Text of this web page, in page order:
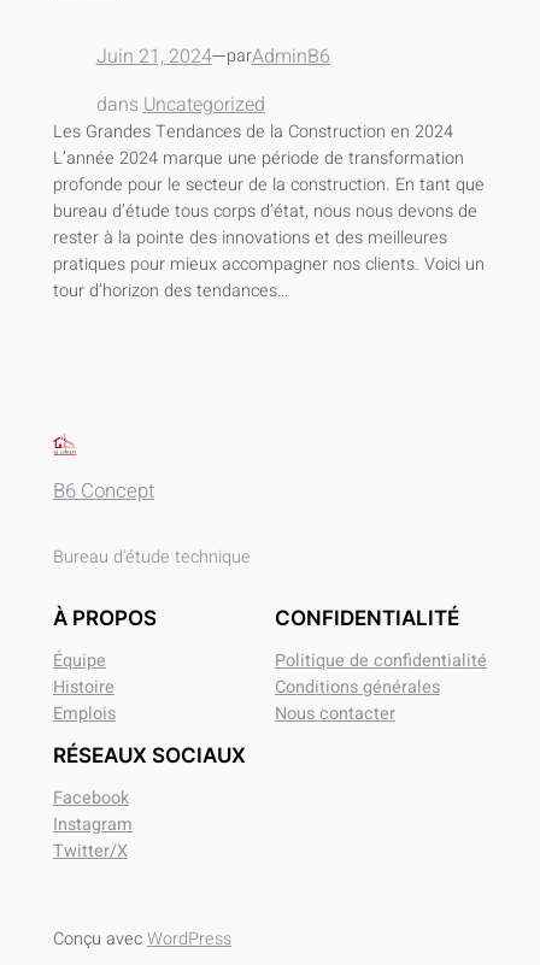
Juin 21, 2024—parAdminB6
dansUncategorized
Les Grandes Tendances de la Construction en 2024
L’année 2024 marque une période de transformation
profonde pour le secteur de la construction. En tant que
bureau d’étude tous corps d’état, nous nous devons de
rester à la pointe des innovations et des meilleures
pratiques pour mieux accompagner nos clients. Voici un
tour d’horizon des tendances…
B6 Concept
Bureau d'étude technique
À PROPOS
Équipe
Histoire
Emplois
CONFIDENTIALITÉ
Politique de confidentialité
Conditions générales
Nous contacter
RÉSEAUX SOCIAUX
Facebook
Instagram
Twitter/X
Conçu avecWordPress